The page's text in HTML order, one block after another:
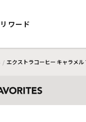
リワード
エクストラコーヒー キャラメル